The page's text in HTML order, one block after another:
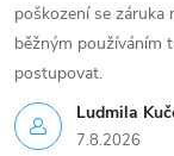
Ludmila
7.8.2026
poškození se záruka
běžným používáním
postupovat.